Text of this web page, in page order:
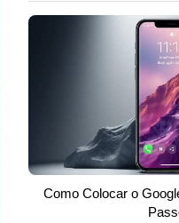
Como Colocar o